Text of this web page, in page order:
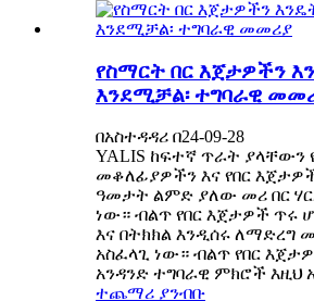
የስማርት በር እጀታዎችን
እንደሚቻል፡ ተግባራዊ
በአስተዳዳሪ በ24-09-28
YALIS ከፍተኛ ጥራት ያላቸውን
መቆለፊያዎችን እና የበር
ዓመታት ልምድ ያለው መሪ በር
ነው። ብልጥ የበር እጀታዎች ጥሩ
እና በትክክል እንዲሰሩ ለማድረግ
አስፈላጊ ነው። ብልጥ የበር
አንዳንድ ተግባራዊ ምክሮች እዚህ
ተጨማሪ ያንብቡ